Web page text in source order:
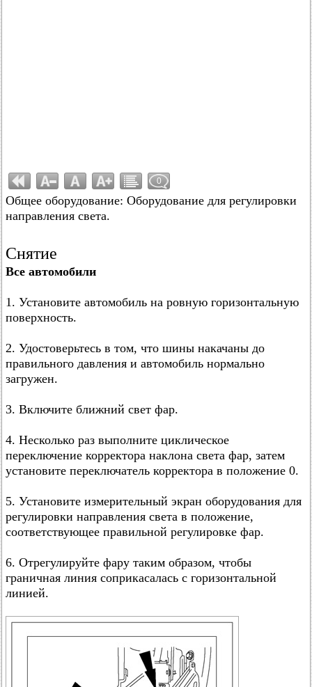
0
Общее оборудование: Оборудование для регулировки
направления света.
Снятие
Все автомобили
1. Установите автомобиль на ровную горизонтальную
поверхность.
2. Удостоверьтесь в том, что шины накачаны до
правильного давления и автомобиль нормально
загружен.
3. Включите ближний свет фар.
4. Несколько раз выполните циклическое
переключение корректора наклона света фар, затем
установите переключатель корректора в положение 0.
5. Установите измерительный экран оборудования для
регулировки направления света в положение,
соответствующее правильной регулировке фар.
6. Отрегулируйте фару таким образом, чтобы
граничная линия соприкасалась с горизонтальной
линией.